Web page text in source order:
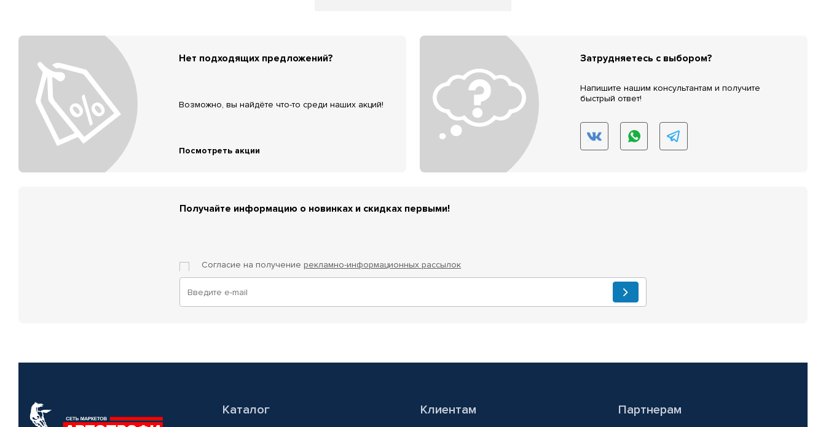
Нет подходящих предложений?
Возможно, вы найдёте что-то среди наших акций!
Посмотреть акции
Затрудняетесь с выбором?
Напишите нашим консультантам и получите
быстрый ответ!
Получайте информацию о новинках и скидках первыми!
Согласие на получение рекламно-информационных рассылок
Каталог Клиентам Партнерам